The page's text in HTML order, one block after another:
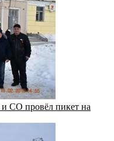
СО провёл пикет на